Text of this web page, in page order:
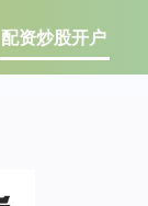
配资炒股开户